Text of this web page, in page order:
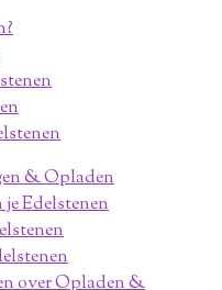
& Opladen
Edelstenen
over Opladen &